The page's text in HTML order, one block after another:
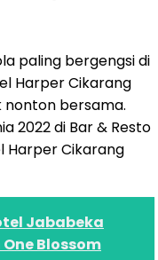
paling bergengsi di
Harper Cikarang
nonton bersama.
2022 di Bar & Resto
Harper Cikarang
Jababeka
Blossom